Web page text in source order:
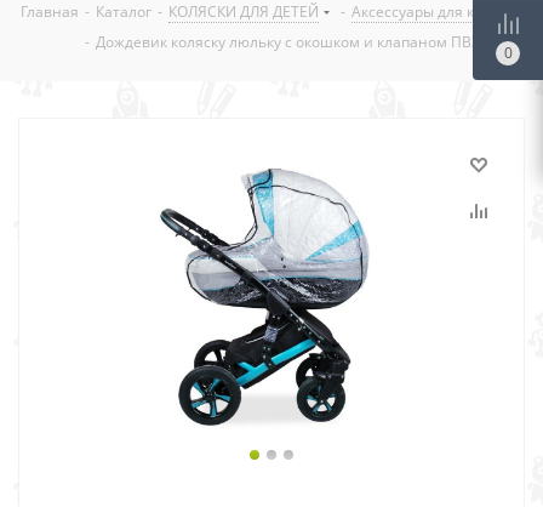
Главная - Каталог - КОЛЯСКИ ДЛЯ ДЕТЕЙ - Аксессуары для колясок
- Дождевик коляску люльку с окошком и клапаном ПВХ
0